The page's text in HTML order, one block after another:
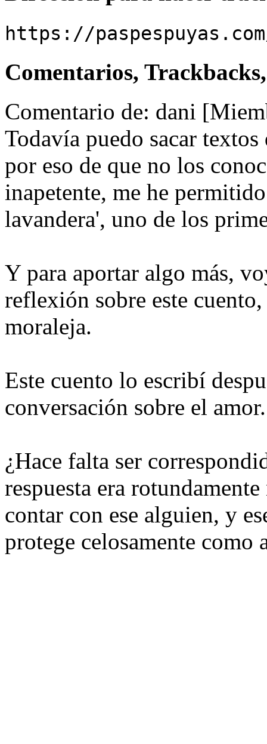
https://
Comentarios,
Comentario de: dani
Todavía puedo sacar
por eso de que no los
inapetente, me he
lavandera', uno de los
Y para aportar algo más,
reflexión sobre este
moraleja.
Este cuento lo escribí
conversación sobre el
¿Hace falta ser
respuesta era
contar con ese alguien, y
protege celosamente como